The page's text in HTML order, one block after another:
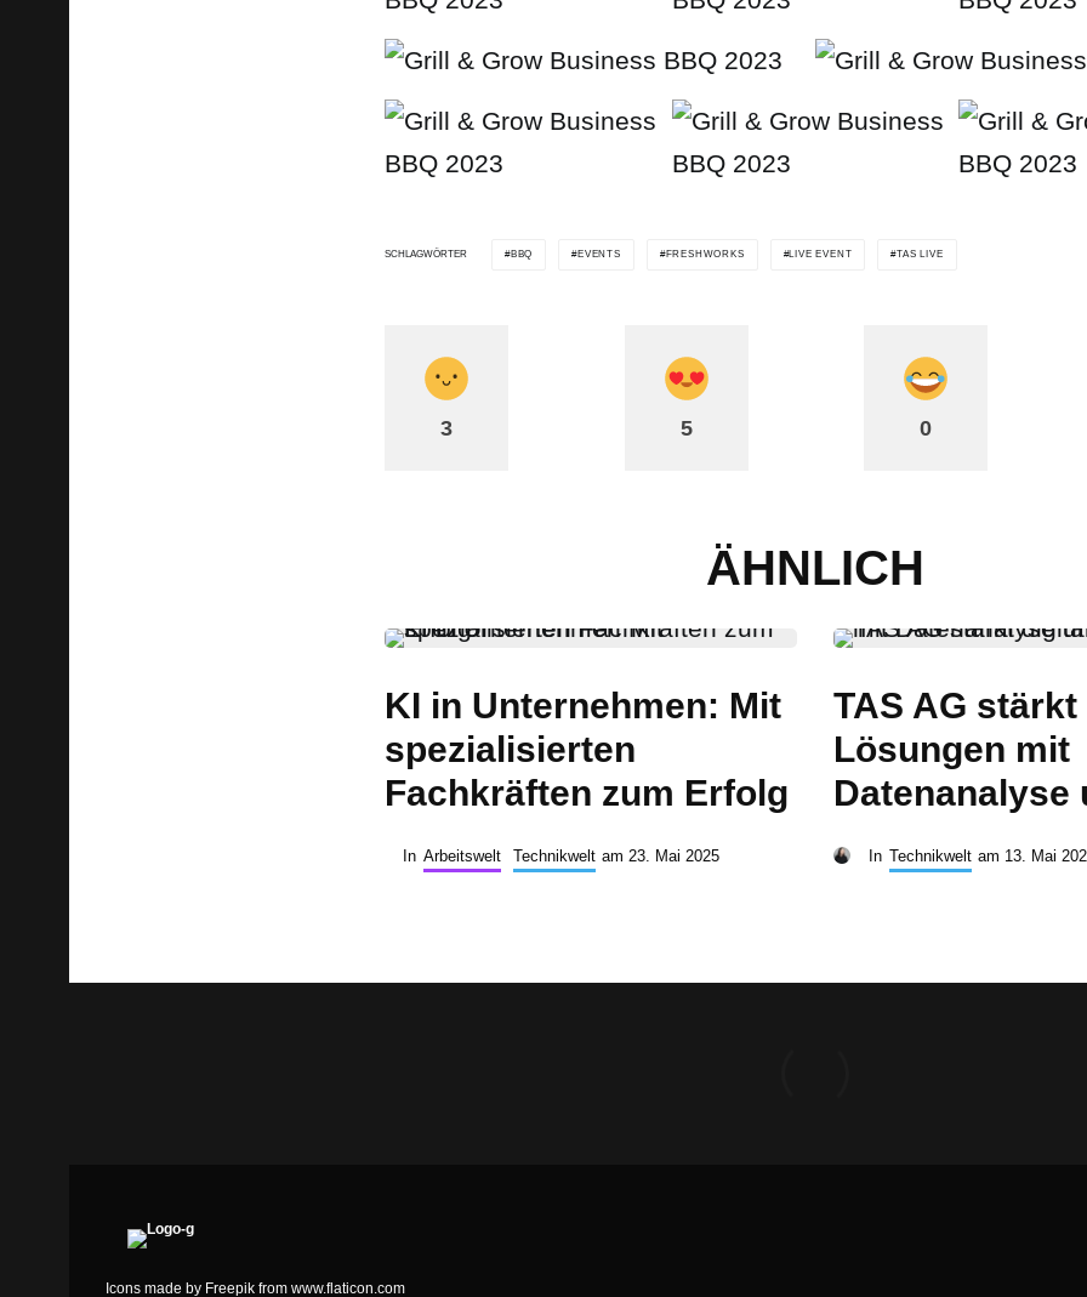
SCHLAGWÖRTER BBQ EVENTS FRESHWORKS LIVE EVENT TAS LIVE
3 5 0
ÄHNLICH
KI in Unternehmen: Mit
spezialisierten
Fachkräften zum Erfolg
In Arbeitswelt Technikwelt am 23. Mai 2025
TAS AG
Lösungen mit
Datenanalyse
In Technikwelt am 13. Mai
Icons made by Freepik from www.flaticon.com